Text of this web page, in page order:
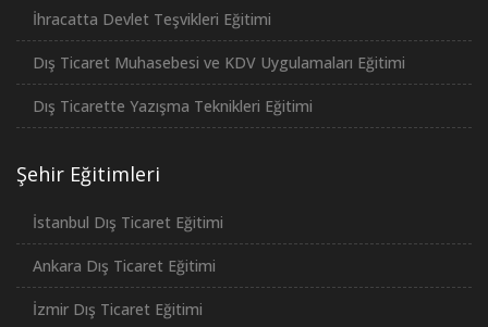
İhracatta Devlet Teşvikleri Eğitimi
Dış Ticaret Muhasebesi ve KDV Uygulamaları Eğitimi
Dış Ticarette Yazışma Teknikleri Eğitimi
Şehir Eğitimleri
İstanbul Dış Ticaret Eğitimi
Ankara Dış Ticaret Eğitimi
İzmir Dış Ticaret Eğitimi